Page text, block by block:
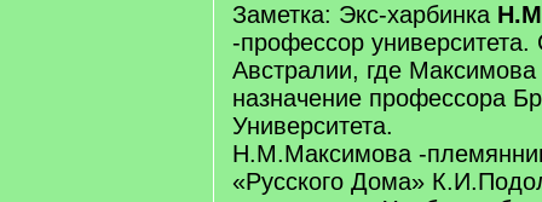
Заметка: Экс-харбинка
-профессор
Австралии, где
назначение профессора
Университета.
Н.М.Максимова -
«Русского Дома»